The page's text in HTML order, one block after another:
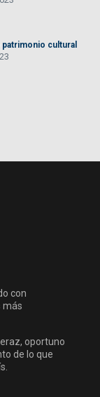
cultural
con
más
oportuno
de lo que